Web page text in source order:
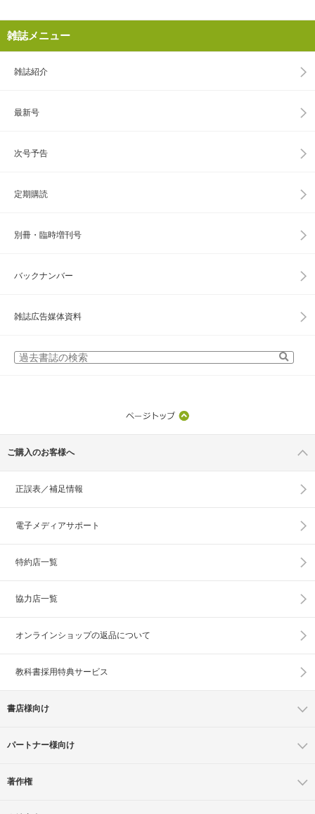
雑誌メニュー
雑誌紹介
最新号
次号予告
定期購読
別冊・臨時増刊号
バックナンバー
雑誌広告媒体資料
ご購入のお客様へ
正誤表／補足情報
電子メディアサポート
特約店一覧
協力店一覧
オンラインショップの返品について
教科書採用特典サービス
書店様向け
パートナー様向け
著作権